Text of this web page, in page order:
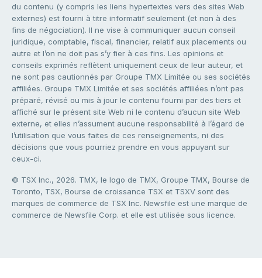
du contenu (y compris les liens hypertextes vers des sites Web
externes) est fourni à titre informatif seulement (et non à des
fins de négociation). Il ne vise à communiquer aucun conseil
juridique, comptable, fiscal, financier, relatif aux placements ou
autre et l’on ne doit pas s’y fier à ces fins. Les opinions et
conseils exprimés reflètent uniquement ceux de leur auteur, et
ne sont pas cautionnés par Groupe TMX Limitée ou ses sociétés
affiliées. Groupe TMX Limitée et ses sociétés affiliées n’ont pas
préparé, révisé ou mis à jour le contenu fourni par des tiers et
affiché sur le présent site Web ni le contenu d’aucun site Web
externe, et elles n’assument aucune responsabilité à l’égard de
l’utilisation que vous faites de ces renseignements, ni des
décisions que vous pourriez prendre en vous appuyant sur
ceux-ci.
© TSX Inc., 2026. TMX, le logo de TMX, Groupe TMX, Bourse de
Toronto, TSX, Bourse de croissance TSX et TSXV sont des
marques de commerce de TSX Inc. Newsfile est une marque de
commerce de Newsfile Corp. et elle est utilisée sous licence.